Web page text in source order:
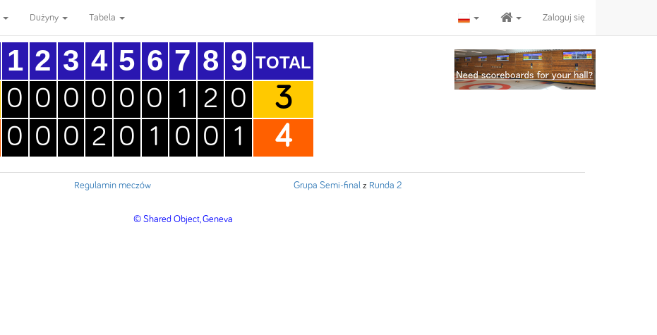
Dużyny Tabela Zaloguj się
1
0
0
2
0
0
3
0
0
4
0
2
5
0
0
6
0
1
7
1
0
8
2
0
9
0
1
TOTAL
3
4
Regulamin meczów Grupa Semi-final z Runda 2
© Shared Object, Geneva